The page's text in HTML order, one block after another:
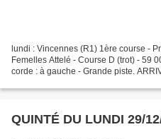
lundi : Vincennes (R1) 1ère course -
Femelles Attelé - Course D (trot) - 59
corde : à gauche - Grande piste.
QUINTÉ DU LUNDI 29/